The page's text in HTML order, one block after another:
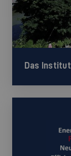
Das Institut